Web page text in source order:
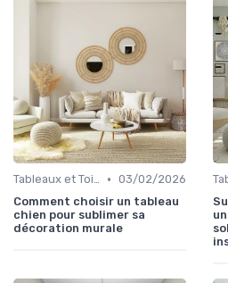
Tableaux et Toiles • 03/02/2026
Comment choisir un tableau
chien pour sublimer sa
décoration murale